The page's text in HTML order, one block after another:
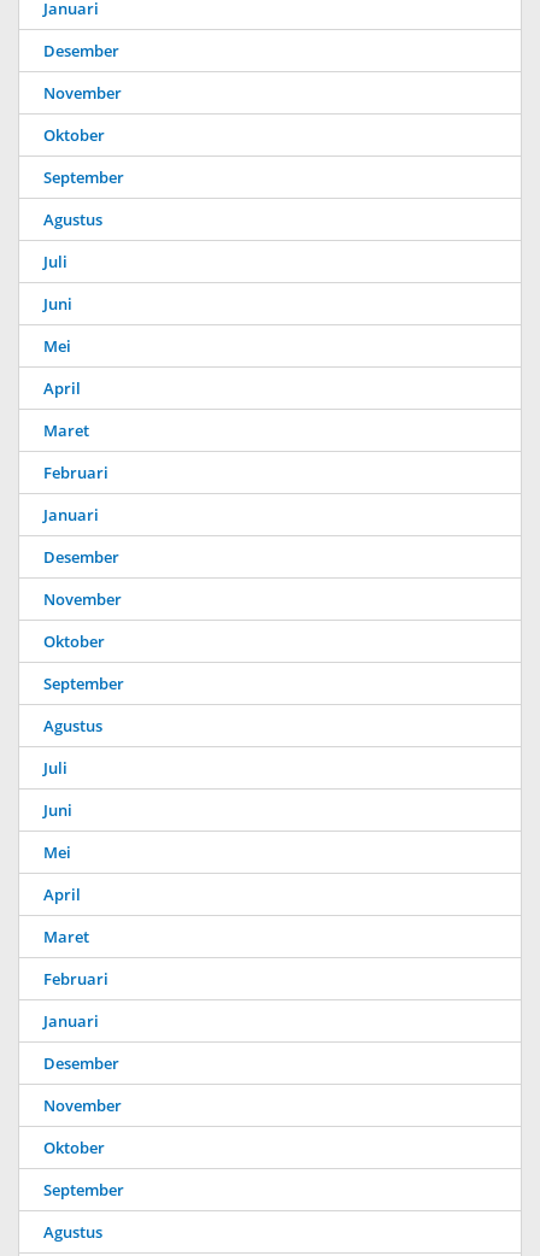
Januari
Desember
November
Oktober
September
Agustus
Juli
Juni
Mei
April
Maret
Februari
Januari
Desember
November
Oktober
September
Agustus
Juli
Juni
Mei
April
Maret
Februari
Januari
Desember
November
Oktober
September
Agustus